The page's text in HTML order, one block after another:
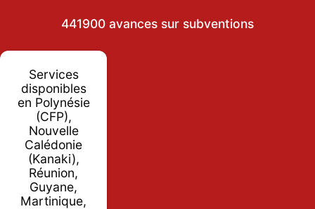
441900 avances sur subventions
Services
disponibles
en Polynésie
(CFP),
Nouvelle
Calédonie
(Kanaki),
Réunion,
Guyane,
Martinique,